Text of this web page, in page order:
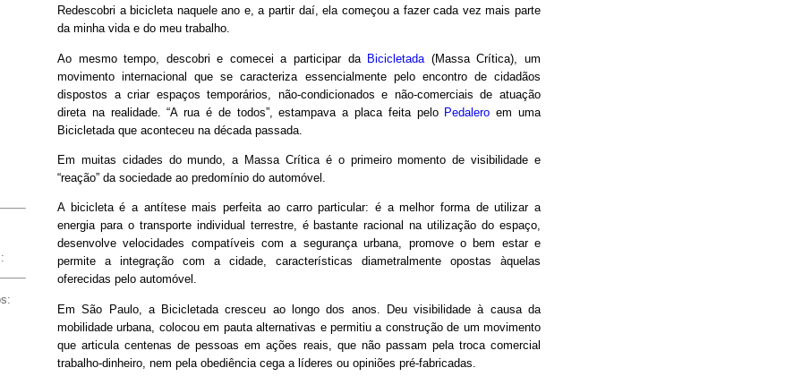
Redescobri a bicicleta naquele ano e, a partir daí, ela começou a fazer cada vez mais parte
da minha vida e do meu trabalho.
Ao mesmo tempo, descobri e comecei a participar da Bicicletada (Massa Crítica), um
movimento internacional que se caracteriza essencialmente pelo encontro de cidadãos
dispostos a criar espaços temporários, não-condicionados e não-comerciais de atuação
direta na realidade. “A rua é de todos”, estampava a placa feita pelo Pedalero em uma
Bicicletada que aconteceu na década passada.
Em muitas cidades do mundo, a Massa Crítica é o primeiro momento de visibilidade e
“reação” da sociedade ao predomínio do automóvel.
A bicicleta é a antítese mais perfeita ao carro particular: é a melhor forma de utilizar a
energia para o transporte individual terrestre, é bastante racional na utilização do espaço,
desenvolve velocidades compatíveis com a segurança urbana, promove o bem estar e
permite a integração com a cidade, características diametralmente opostas àquelas
oferecidas pelo automóvel.
Em São Paulo, a Bicicletada cresceu ao longo dos anos. Deu visibilidade à causa da
mobilidade urbana, colocou em pauta alternativas e permitiu a construção de um movimento
que articula centenas de pessoas em ações reais, que não passam pela troca comercial
trabalho-dinheiro, nem pela obediência cega a líderes ou opiniões pré-fabricadas.